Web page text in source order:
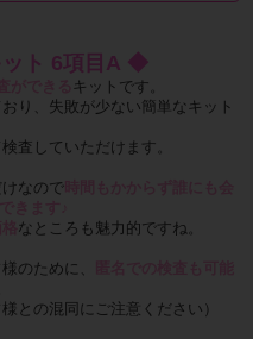
ト 6項目A ◆
キットです。
り、失敗が少ない簡単なキット
査していただけます。
なので
なところも魅力的ですね。
のために、
との混同にご注意ください）